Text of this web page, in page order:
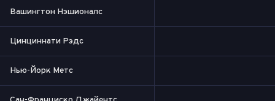
Вашингтон Нэшионалс
Цинциннати Рэдс
Нью-Йорк Метс